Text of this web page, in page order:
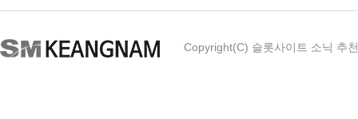
Copyright(C) 슬롯사이트 소닉 추